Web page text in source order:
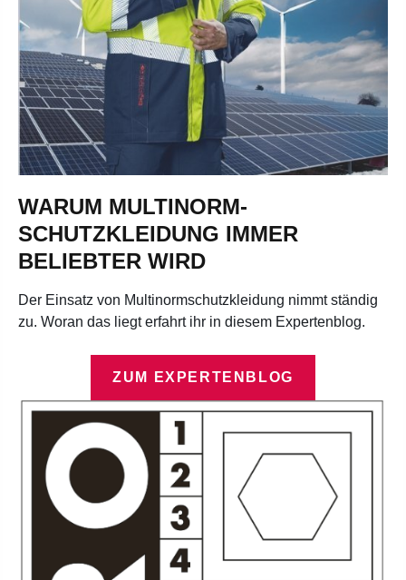
WARUM MULTINORM-
SCHUTZKLEIDUNG IMMER
BELIEBTER WIRD
Der Einsatz von Multinormschutzkleidung nimmt ständig
zu. Woran das liegt erfahrt ihr in diesem Expertenblog.
ZUM EXPERTENBLOG